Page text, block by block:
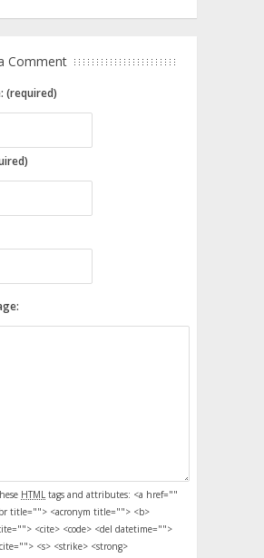
Comment
(required)
HTML tags and attributes: <a href=""
title=""> <acronym title=""> <b>
<cite> <code> <del datetime="">
<s> <strike> <strong>